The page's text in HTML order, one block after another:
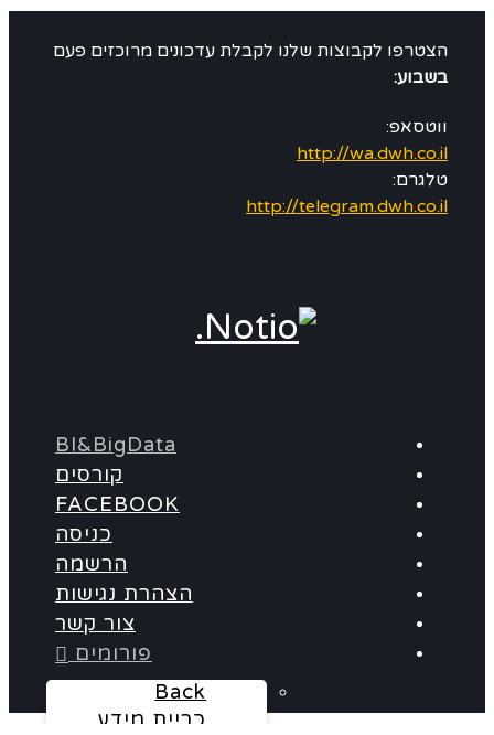
הצטרפו לקבוצות שלנו לקבלת עדכונים מרוכזים פעם
בשבוע:
ווטסאפ:
http://wa.dwh.co.il
טלגרם:
http://telegram.dwh.co.il
BI&BigData
קורסים
FACEBOOK
כניסה
הרשמה
הצהרת נגישות
צור קשר
פורומים
Back
כריית מידע